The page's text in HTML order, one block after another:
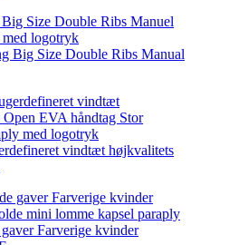
Big Size Double Ribs Manual
vindtæt højkvalitets
Farverige kvinder